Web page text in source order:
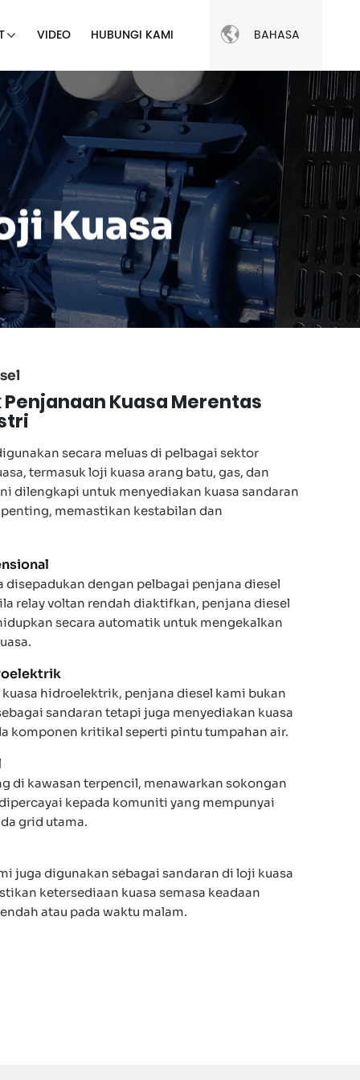
 BAHASA
VIDEO HUBUNGI KAMI
Kuasa
Kuasa Merentas
secara meluas di pelbagai sektor
termasuk loji kuasa arang batu, gas, dan
dilengkapi untuk menyediakan kuasa sandaran
memastikan kestabilan dan
disepadukan dengan pelbagai penjana diesel
relay voltan rendah diaktifkan, penjana diesel
secara automatik untuk mengekalkan
hidroelektrik, penjana diesel kami bukan
sandaran tetapi juga menyediakan kuasa
komponen kritikal seperti pintu tumpahan air.
di kawasan terpencil, menawarkan sokongan
kepada komuniti yang mempunyai
grid utama.
juga digunakan sebagai sandaran di loji kuasa
ketersediaan kuasa semasa keadaan
atau pada waktu malam.